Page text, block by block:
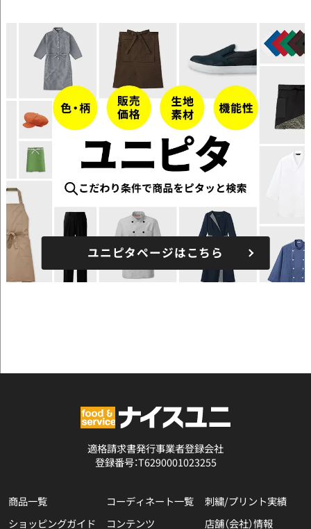
ユニピタページはこちら
適格請求書発行事業者登録会社
登録番号：T6290001023255
商品一覧 コーディネート一覧
刺繍/プリント実績
ショッピングガイド
コンテンツ 店舗（会社）情報